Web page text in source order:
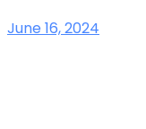
June 16, 2024